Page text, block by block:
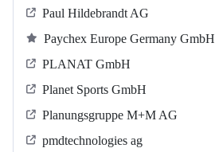
Paul Hildebrandt AG
Paychex Europe Germany GmbH
PLANAT GmbH
Planet Sports GmbH
Planungsgruppe M+M AG
pmdtechnologies ag